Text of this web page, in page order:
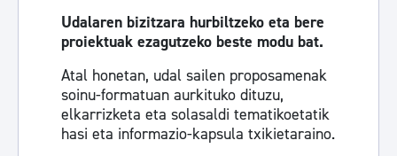
Udalaren bizitzara hurbiltzeko eta bere
proiektuak ezagutzeko beste modu bat.
Atal honetan, udal sailen proposamenak
soinu-formatuan aurkituko dituzu,
elkarrizketa eta solasaldi tematikoetatik
hasi eta informazio-kapsula txikietaraino.